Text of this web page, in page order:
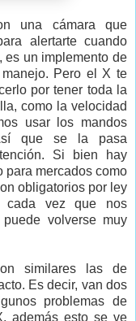
una cámara que
alertarte cuando
es un implemento de
Pero el X te
por tener toda la
como la velocidad
usar los mandos
que se la pasa
Si bien hay
para mercados como
obligatorios por ley
cada vez que nos
volverse muy
similares las de
Es decir, van dos
problemas de
además esto se ve